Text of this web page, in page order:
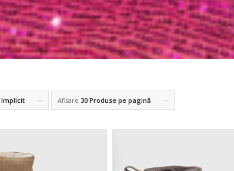
Implicit Afisare 30 Produse pe pagină